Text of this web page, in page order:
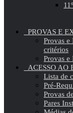
PROVAS E
Provas e
critérios
Provas e
ACESSO AO
Lista de
Pré-
Provas
Pares